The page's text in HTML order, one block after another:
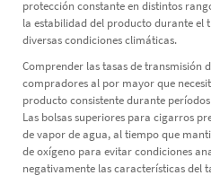
protección constante en distintos
la estabilidad del producto durante el
diversas condiciones climáticas.
Comprender las tasas de transmisión
compradores al por mayor que
producto consistente durante
Las bolsas superiores para cigarros
de vapor de agua, al tiempo que
de oxígeno para evitar condiciones
negativamente las características del